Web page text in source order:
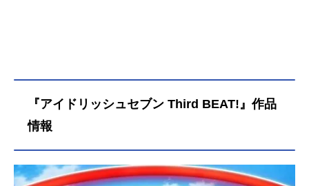
『アイドリッシュセブン Third BEAT!』作品
情報